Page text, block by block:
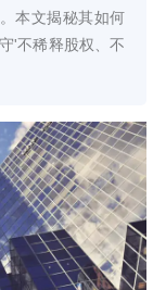
本文揭秘其如何
'不稀释股权、不